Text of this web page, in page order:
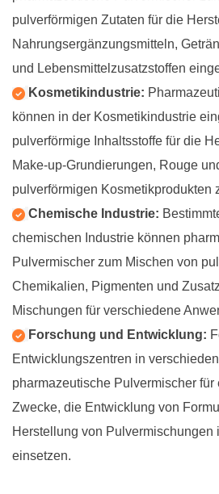
pulverförmigen Zutaten für die
Nahrungsergänzungsmitteln,
und Lebensmittelzusatzstoffen
Kosmetikindustrie:
können in der Kosmetikindustrie
pulverförmige Inhaltsstoffe für die
Make-up-Grundierungen, Rouge
pulverförmigen Kosmetikprodukten
Chemische Industrie:
chemischen Industrie können
Pulvermischer zum Mischen von
Chemikalien, Pigmenten und
Mischungen für verschiedene
Forschung und Entwicklung:
Entwicklungszentren in
pharmazeutische Pulvermischer für
Zwecke, die Entwicklung von
Herstellung von Pulvermischungen
einsetzen.